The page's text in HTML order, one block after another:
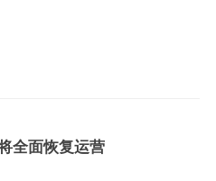
全面恢复运营